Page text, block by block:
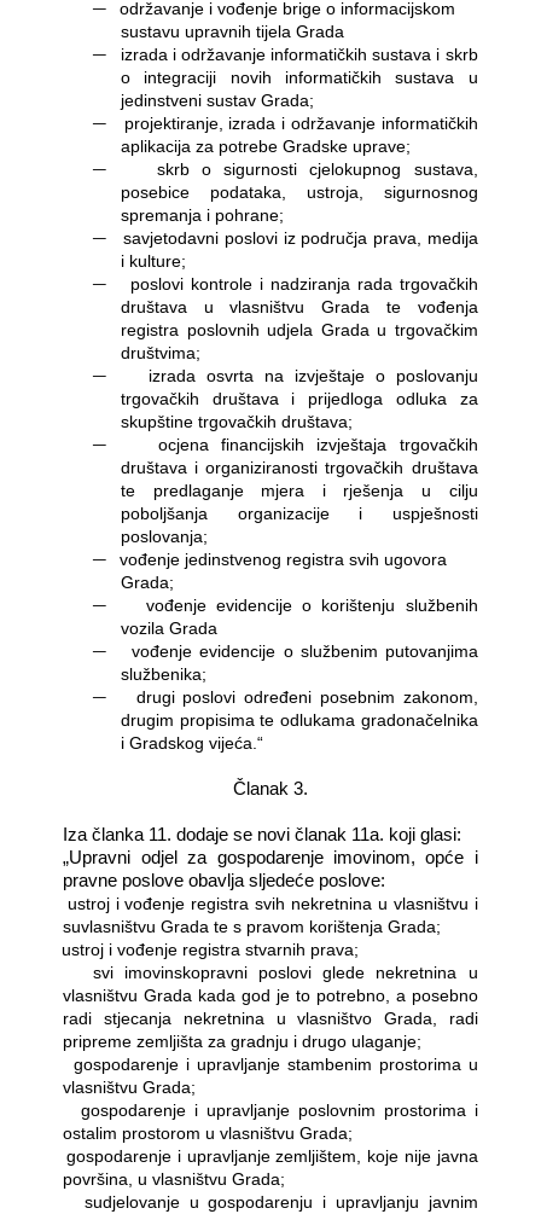
―
održavanje i vođenje brige o informacijskom
sustavu upravnih tijela Grada
―
izrada i održavanje informatičkih sustava i skrb
o integraciji novih informatičkih sustava u
jedinstveni sustav Grada;
―
projektiranje, izrada i održavanje informatičkih
aplikacija za potrebe Gradske uprave;
―
skrb o sigurnosti cjelokupnog sustava,
posebice podataka, ustroja, sigurnosnog
spremanja i pohrane;
―
savjetodavni poslovi iz područja prava, medija
i kulture;
―
poslovi kontrole i nadziranja rada trgovačkih
društava u vlasništvu Grada te vođenja
registra poslovnih udjela Grada u trgovačkim
društvima;
―
izrada osvrta na izvještaje o poslovanju
trgovačkih društava i prijedloga odluka za
skupštine trgovačkih društava;
―
ocjena financijskih izvještaja trgovačkih
društava i organiziranosti trgovačkih društava
te predlaganje mjera i rješenja u cilju
poboljšanja organizacije i uspješnosti
poslovanja;
―
vođenje jedinstvenog registra svih ugovora
Grada;
―
vođenje evidencije o korištenju službenih
vozila Grada
―
vođenje evidencije o službenim putovanjima
službenika;
―
drugi poslovi određeni posebnim zakonom,
drugim propisima te odlukama gradonačelnika
i Gradskog vijeća.“
Članak 3.
Iza članka 11. dodaje se novi članak 11a. koji glasi:
„Upravni odjel za gospodarenje imovinom, opće i
pravne poslove obavlja sljedeće poslove:
ustroj i vođenje registra svih nekretnina u vlasništvu i
suvlasništvu Grada te s pravom korištenja Grada;
ustroj i vođenje registra stvarnih prava;
svi imovinskopravni poslovi glede nekretnina u
vlasništvu Grada kada god je to potrebno, a posebno
radi stjecanja nekretnina u vlasništvo Grada, radi
pripreme zemljišta za gradnju i drugo ulaganje;
gospodarenje i upravljanje stambenim prostorima u
vlasništvu Grada;
gospodarenje i upravljanje poslovnim prostorima i
ostalim prostorom u vlasništvu Grada;
gospodarenje i upravljanje zemljištem, koje nije javna
površina, u vlasništvu Grada;
sudjelovanje u gospodarenju i upravljanju javnim